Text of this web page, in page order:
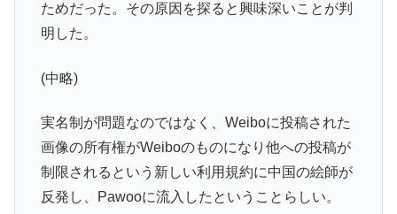
ためだった。その原因を探ると興味深いことが判
明した。
(中略)
実名制が問題なのではなく、Weiboに投稿された
画像の所有権がWeiboのものになり他への投稿が
制限されるという新しい利用規約に中国の絵師が
反発し、Pawooに流入したということらしい。